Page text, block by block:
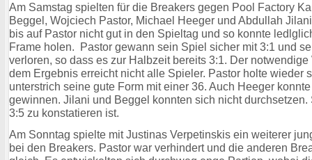
Am Samstag spielten für die Breakers gegen Pool Factory
Beggel, Wojciech Pastor, Michael Heeger und Abdullah
bis auf Pastor nicht gut in den Spieltag und so konnte
Frame holen. Pastor gewann sein Spiel sicher mit 3:1 und
verloren, so dass es zur Halbzeit bereits 3:1. Der notwendige
dem Ergebnis erreicht nicht alle Spieler. Pastor holte wieder
unterstrich seine gute Form mit einer 36. Auch Heeger
gewinnen. Jilani und Beggel konnten sich nicht durchsetzen.
3:5 zu konstatieren ist.
Am Sonntag spielte mit Justinas Verpetinskis ein weiterer
bei den Breakers. Pastor war verhindert und die anderen